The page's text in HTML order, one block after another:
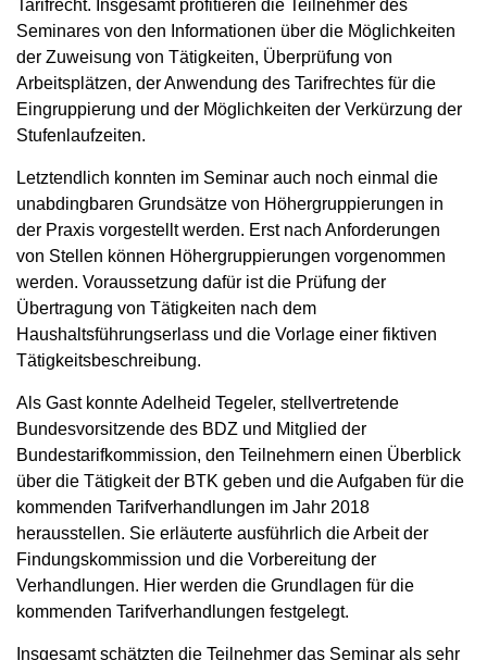
Tarifrecht. Insgesamt profitieren die Teilnehmer des
Seminares von den Informationen über die Möglichkeiten
der Zuweisung von Tätigkeiten, Überprüfung von
Arbeitsplätzen, der Anwendung des Tarifrechtes für die
Eingruppierung und der Möglichkeiten der Verkürzung der
Stufenlaufzeiten.
Letztendlich konnten im Seminar auch noch einmal die
unabdingbaren Grundsätze von Höhergruppierungen in
der Praxis vorgestellt werden. Erst nach Anforderungen
von Stellen können Höhergruppierungen vorgenommen
werden. Voraussetzung dafür ist die Prüfung der
Übertragung von Tätigkeiten nach dem
Haushaltsführungserlass und die Vorlage einer fiktiven
Tätigkeitsbeschreibung.
Als Gast konnte Adelheid Tegeler, stellvertretende
Bundesvorsitzende des BDZ und Mitglied der
Bundestarifkommission, den Teilnehmern einen Überblick
über die Tätigkeit der BTK geben und die Aufgaben für die
kommenden Tarifverhandlungen im Jahr 2018
herausstellen. Sie erläuterte ausführlich die Arbeit der
Findungskommission und die Vorbereitung der
Verhandlungen. Hier werden die Grundlagen für die
kommenden Tarifverhandlungen festgelegt.
Insgesamt schätzten die Teilnehmer das Seminar als sehr